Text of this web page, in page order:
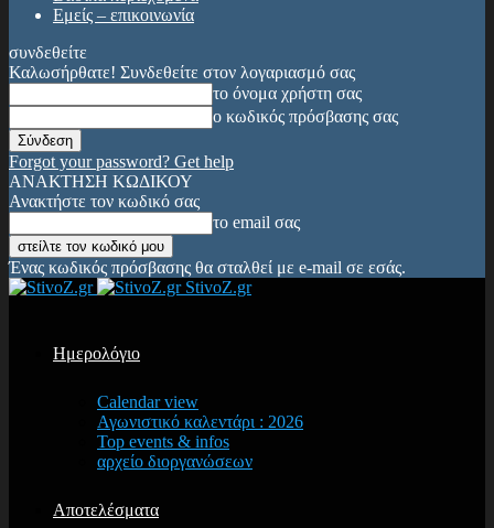
Εμείς – επικοινωνία
συνδεθείτε
Καλωσήρθατε! Συνδεθείτε στον λογαριασμό σας
το όνομα χρήστη σας
ο κωδικός πρόσβασης σας
Forgot your password? Get help
ΑΝΑΚΤΗΣΗ ΚΩΔΙΚΟΥ
Ανακτήστε τον κωδικό σας
το email σας
Ένας κωδικός πρόσβασης θα σταλθεί με e-mail σε εσάς.
StivoZ.gr
Ημερολόγιο
Calendar view
Αγωνιστικό καλεντάρι : 2026
Top events & infos
αρχείο διοργανώσεων
Αποτελέσματα